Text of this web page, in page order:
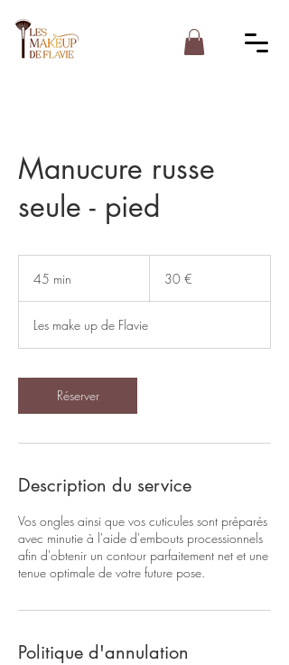
Manucure russe
seule - pied
45 min
i
n
30 €
Les make up de Flavie
Réserver
Description du service
Vos ongles ainsi que vos cuticules sont préparés
avec minutie à l'aide d'embouts processionnels
afin d'obtenir un contour parfaitement net et une
tenue optimale de votre future pose.
Politique d'annulation